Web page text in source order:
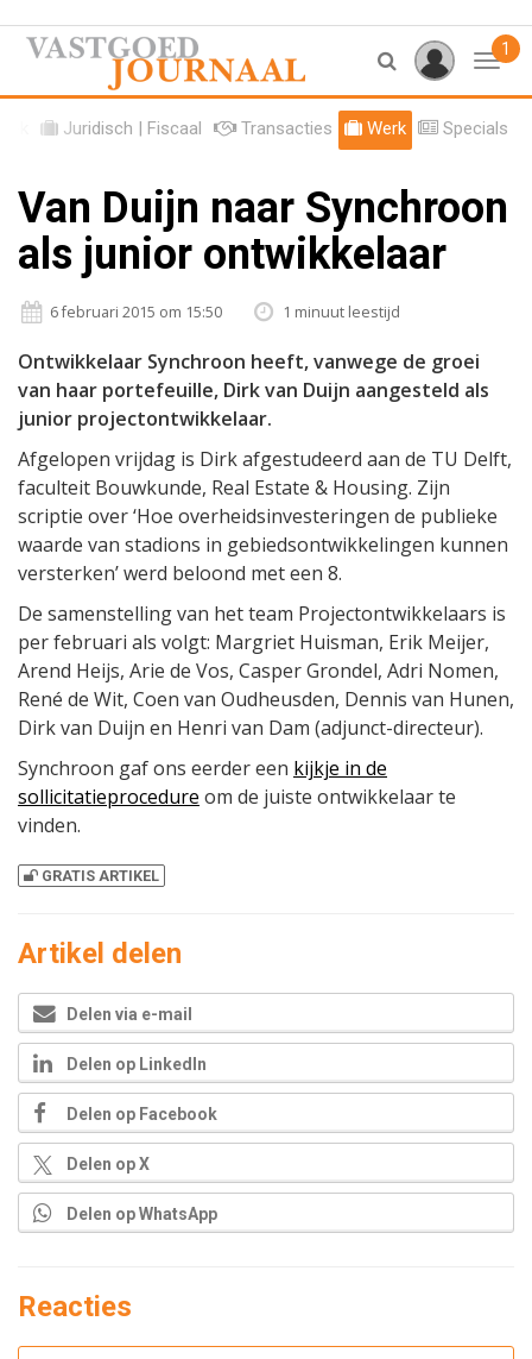
1
Juridisch | Fiscaal Transacties Werk Specials
Van Duijn naar Synchroon
als junior ontwikkelaar
6 februari 2015 om 15:50 1 minuut leestijd
Ontwikkelaar Synchroon heeft, vanwege de groei
van haar portefeuille, Dirk van Duijn aangesteld als
junior projectontwikkelaar.
Afgelopen vrijdag is Dirk afgestudeerd aan de TU Delft,
faculteit Bouwkunde, Real Estate & Housing. Zijn
scriptie over ‘Hoe overheidsinvesteringen de publieke
waarde van stadions in gebiedsontwikkelingen kunnen
versterken’ werd beloond met een 8.
De samenstelling van het team Projectontwikkelaars is
per februari als volgt: Margriet Huisman, Erik Meijer,
Arend Heijs, Arie de Vos, Casper Grondel, Adri Nomen,
René de Wit, Coen van Oudheusden, Dennis van Hunen,
Dirk van Duijn en Henri van Dam (adjunct-directeur).
Synchroon gaf ons eerder een kijkje in de
sollicitatieprocedure om de juiste ontwikkelaar te
vinden.
GRATIS ARTIKEL
Artikel delen
Delen via e-mail
Delen op LinkedIn
Delen op Facebook
Delen op X
Delen op WhatsApp
Reacties